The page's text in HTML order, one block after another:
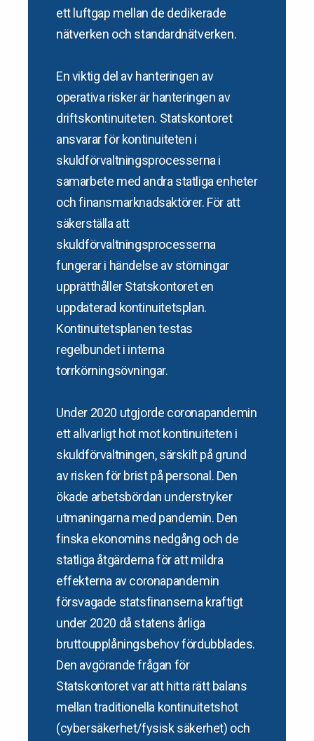
ett luftgap mellan de dedikerade
nätverken och standardnätverken.
En viktig del av hanteringen av
operativa risker är hanteringen av
driftskontinuiteten. Statskontoret
ansvarar för kontinuiteten i
skuldförvaltningsprocesserna i
samarbete med andra statliga enheter
och finansmarknadsaktörer. För att
säkerställa att
skuldförvaltningsprocesserna
fungerar i händelse av störningar
upprätthåller Statskontoret en
uppdaterad kontinuitetsplan.
Kontinuitetsplanen testas
regelbundet i interna
torrkörningsövningar.
Under 2020 utgjorde coronapandemin
ett allvarligt hot mot kontinuiteten i
skuldförvaltningen, särskilt på grund
av risken för brist på personal. Den
ökade arbetsbördan understryker
utmaningarna med pandemin. Den
finska ekonomins nedgång och de
statliga åtgärderna för att mildra
effekterna av coronapandemin
försvagade statsfinanserna kraftigt
under 2020 då statens årliga
bruttoupplåningsbehov fördubblades.
Den avgörande frågan för
Statskontoret var att hitta rätt balans
mellan traditionella kontinuitetshot
(cybersäkerhet/fysisk säkerhet) och